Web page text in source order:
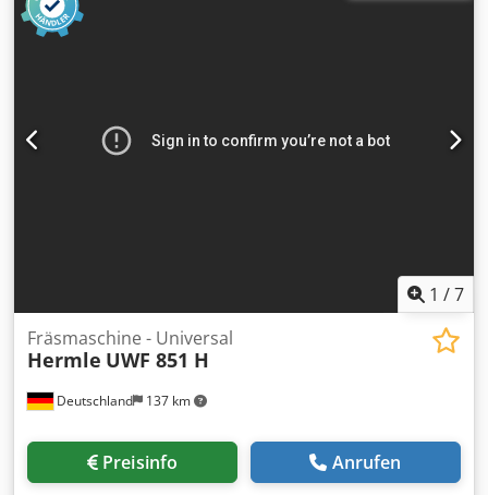
links / rechts ° Vorschub:: X/Y/Z: 1...6000 mm/min.
Vorschub:: X/Y: 7 m/min. + Z: 6 m/min. Tischgröße: 900 x
Fertigungszelle - Kühlmitteleinrichtung - Bedienpult mit
Ausleger, schwenkbar - Messtaster SK 40 Heidenhain TS
1 /7
Deutschland 137 km
Fräsmaschine - Universal
Hermle UWF 851 H
Preisinfo Anrufen